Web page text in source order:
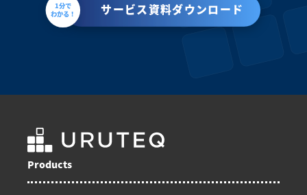
サービス資料ダウンロード
1分で
わかる！
Products